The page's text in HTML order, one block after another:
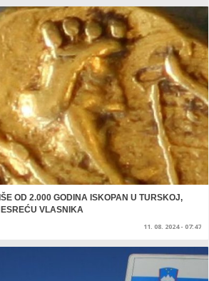
OD 2.000 GODINA ISKOPAN U TURSKOJ,
VLASNIKA
11. 08. 2024 - 07:47